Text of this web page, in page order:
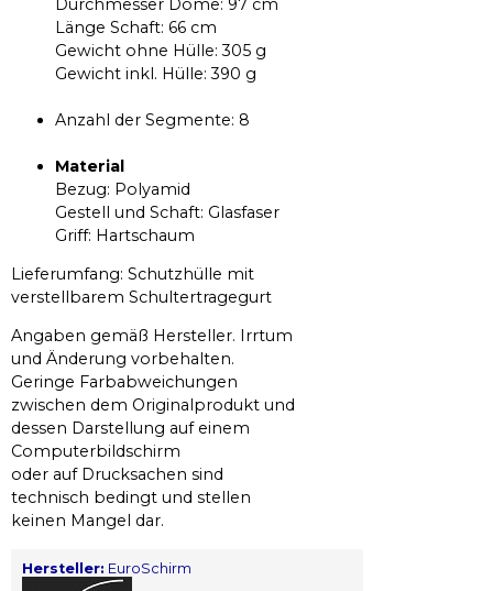
Durchmesser Dome: 97 cm
Länge Schaft: 66 cm
Gewicht ohne Hülle: 305 g
Gewicht inkl. Hülle: 390 g
Anzahl der Segmente: 8
Material
Bezug: Polyamid
Gestell und Schaft: Glasfaser
Griff: Hartschaum
Lieferumfang: Schutzhülle mit
verstellbarem Schultertragegurt
Angaben gemäß Hersteller. Irrtum
und Änderung vorbehalten.
Geringe Farbabweichungen
zwischen dem Originalprodukt und
dessen Darstellung auf einem
Computerbildschirm
oder auf Drucksachen sind
technisch bedingt und stellen
keinen Mangel dar.
Hersteller: EuroSchirm